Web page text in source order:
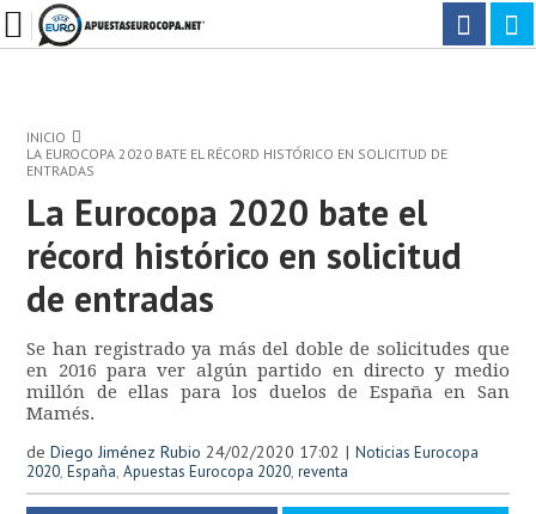
INICIO
LA EUROCOPA 2020 BATE EL RÉCORD HISTÓRICO EN SOLICITUD DE
ENTRADAS
La Eurocopa 2020 bate el
récord histórico en solicitud
de entradas
Se han registrado ya más del doble de solicitudes que
en 2016 para ver algún partido en directo y medio
millón de ellas para los duelos de España en San
Mamés.
deDiego Jiménez Rubio 24/02/2020 17:02
Noticias Eurocopa
2020,España,Apuestas Eurocopa 2020,reventa